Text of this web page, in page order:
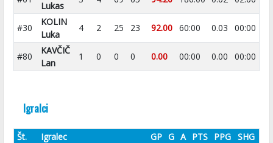
Lukas
#30
KOLIN
Luka
4 2 25 23 92.00 60:00 0.03 00:00
#80
KAVČIČ
Lan
1 0 0 0 0.00 00:00 0.00 00:00
Igralci
Št. Igralec GP G A PTS PPG SHG